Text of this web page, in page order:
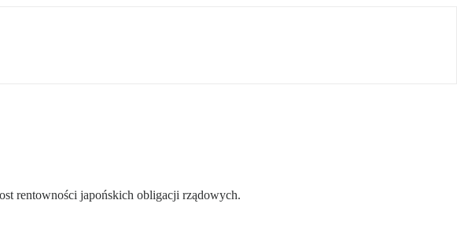
rentowności japońskich obligacji rządowych.